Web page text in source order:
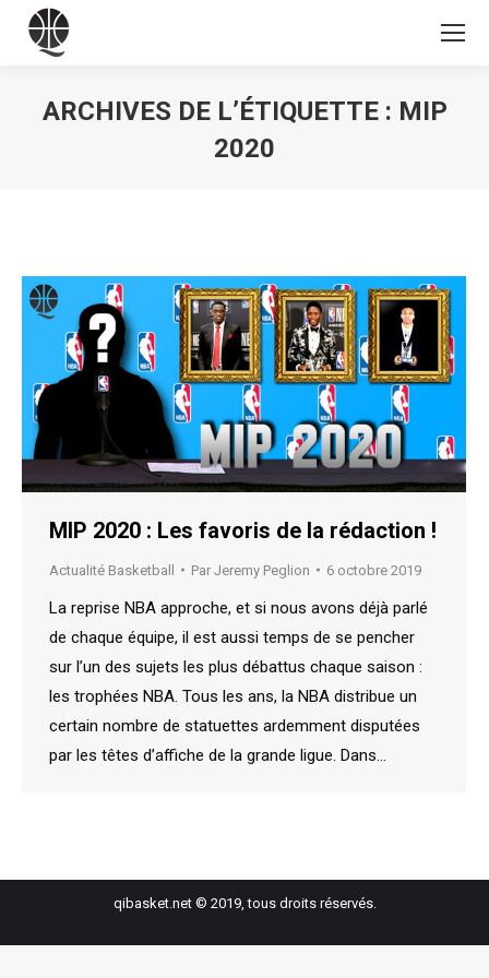
ARCHIVES DE L’ÉTIQUETTE : MIP
2020
MIP 2020 : Les favoris de la rédaction !
Actualité Basketball Par Jeremy Peglion 6 octobre 2019
La reprise NBA approche, et si nous avons déjà parlé
de chaque équipe, il est aussi temps de se pencher
sur l’un des sujets les plus débattus chaque saison :
les trophées NBA. Tous les ans, la NBA distribue un
certain nombre de statuettes ardemment disputées
par les têtes d’affiche de la grande ligue. Dans…
qibasket.net © 2019, tous droits réservés.